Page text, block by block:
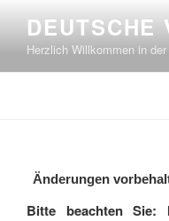
springen
DEUTSCHE
Herzlich Willkommen in
Änderungen
Bitte beachten Sie: